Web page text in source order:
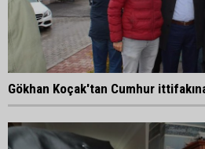
Gökhan Koçak'tan Cumhur